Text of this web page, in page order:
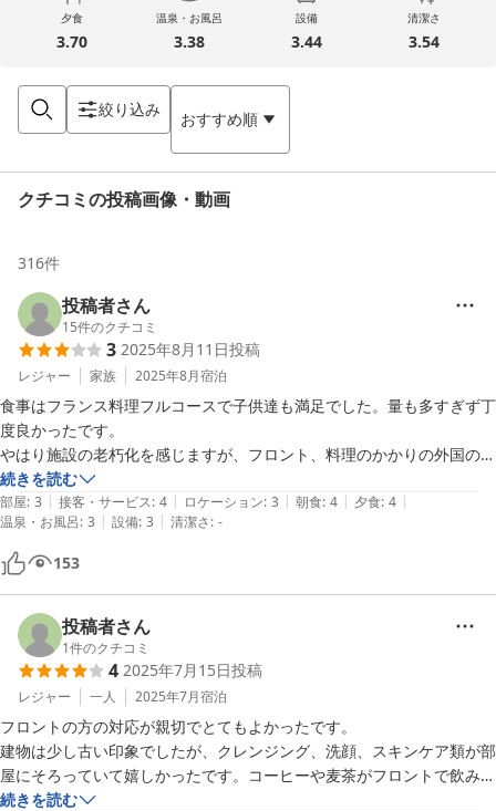
夕食
3.70
温泉・お風呂
3.38
設備
3.44
清潔さ
3.54
絞り込み おすすめ順
クチコミの投稿画像・動画
316件
投稿者さん
15件のクチコミ
3 2025年8月11日投稿
レジャー 家族 2025年8月宿泊
食事はフランス料理フルコースで子供達も満足でした。量も多すぎず丁
度良かったです。
やはり施設の老朽化を感じますが、フロント、料理のかかりの外国の方
は良く働いていただきました。
続きを読む
部屋: 3 | 接客・サービス: 4 | ロケーション: 3 | 朝食: 4 | 夕食: 4 |
温泉・お風呂: 3 | 設備: 3 | 清潔さ: -
153
投稿者さん
1件のクチコミ
4 2025年7月15日投稿
レジャー 一人 2025年7月宿泊
フロントの方の対応が親切でとてもよかったです。
建物は少し古い印象でしたが、クレンジング、洗顔、スキンケア類が部
屋にそろっていて嬉しかったです。コーヒーや麦茶がフロントで飲み放
題でした。
続きを読む